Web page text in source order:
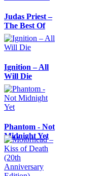
Judas Priest –
The Best Of
Ignition – All
Will Die
Phantom - Not
Midnight Yet